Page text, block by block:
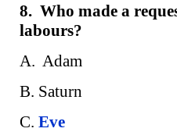
8. Who made a
labours?
A. Adam
B. Saturn
C. Eve